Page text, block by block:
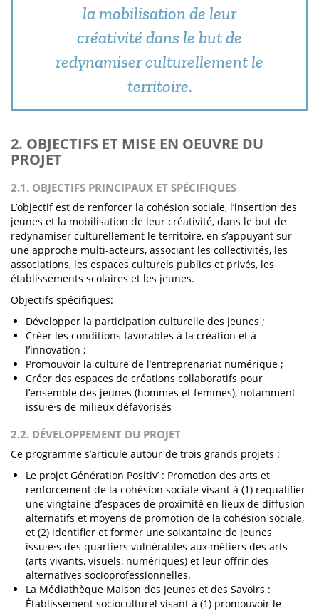
la mobilisation de leur
créativité dans le but de
redynamiser culturellement le
territoire.
2. OBJECTIFS ET MISE EN OEUVRE DU
PROJET
2.1. OBJECTIFS PRINCIPAUX ET SPÉCIFIQUES
L’objectif est de renforcer la cohésion sociale, l’insertion des
jeunes et la mobilisation de leur créativité, dans le but de
redynamiser culturellement le territoire, en s’appuyant sur
une approche multi-acteurs, associant les collectivités, les
associations, les espaces culturels publics et privés, les
établissements scolaires et les jeunes.
Objectifs spécifiques:
Développer la participation culturelle des jeunes ;
Créer les conditions favorables à la création et à
l’innovation ;
Promouvoir la culture de l’entreprenariat numérique ;
Créer des espaces de créations collaboratifs pour
l’ensemble des jeunes (hommes et femmes), notamment
issu·e·s de milieux défavorisés
2.2. DÉVELOPPEMENT DU PROJET
Ce programme s’articule autour de trois grands projets :
Le projet Génération Positiv’ : Promotion des arts et
renforcement de la cohésion sociale visant à (1) requalifier
une vingtaine d’espaces de proximité en lieux de diffusion
alternatifs et moyens de promotion de la cohésion sociale,
et (2) identifier et former une soixantaine de jeunes
issu·e·s des quartiers vulnérables aux métiers des arts
(arts vivants, visuels, numériques) et leur offrir des
alternatives socioprofessionnelles.
La Médiathèque Maison des Jeunes et des Savoirs :
Établissement socioculturel visant à (1) promouvoir le